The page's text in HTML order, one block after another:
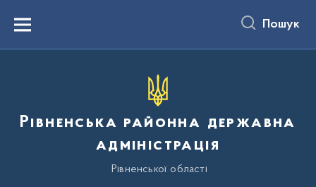
вмістуMenu Пошук
Рівненська районна державна
адміністрація
Рівненської області